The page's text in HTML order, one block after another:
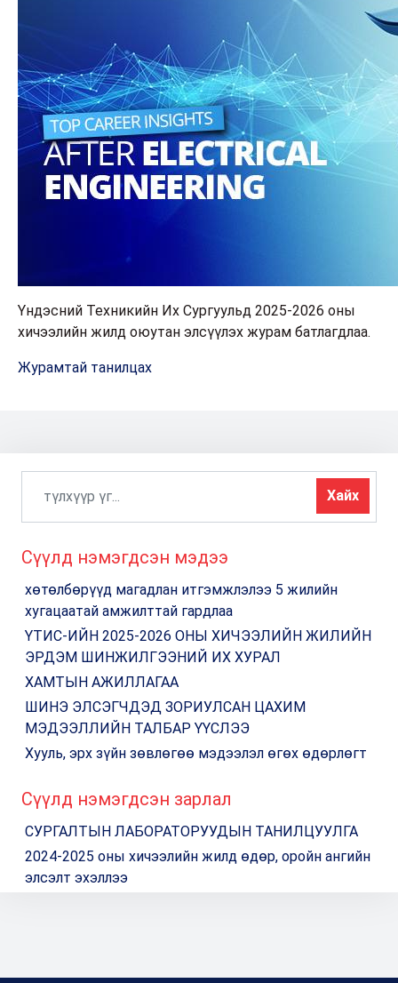
Үндэсний Техникийн Их Сургуульд 2025-2026 оны
хичээлийн жилд оюутан элсүүлэх журам батлагдлаа.
Журамтай танилцах
Хайх
Сүүлд нэмэгдсэн мэдээ
хөтөлбөрүүд магадлан итгэмжлэлээ 5 жилийн
хугацаатай амжилттай гардлаа
ҮТИС-ИЙН 2025-2026 ОНЫ ХИЧЭЭЛИЙН ЖИЛИЙН
ЭРДЭМ ШИНЖИЛГЭЭНИЙ ИХ ХУРАЛ
ХАМТЫН АЖИЛЛАГАА
ШИНЭ ЭЛСЭГЧДЭД ЗОРИУЛСАН ЦАХИМ
МЭДЭЭЛЛИЙН ТАЛБАР ҮҮСЛЭЭ
Хууль, эрх зүйн зөвлөгөө мэдээлэл өгөх өдөрлөгт
Сүүлд нэмэгдсэн зарлал
СУРГАЛТЫН ЛАБОРАТОРУУДЫН ТАНИЛЦУУЛГА
2024-2025 оны хичээлийн жилд өдөр, оройн ангийн
элсэлт эхэллээ